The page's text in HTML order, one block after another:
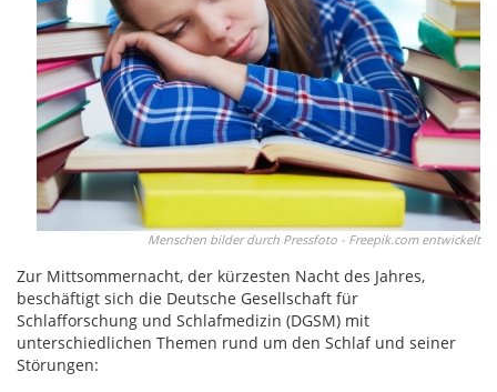
Menschen bilder durch Pressfoto - Freepik.com entwickelt
Zur Mittsommernacht, der kürzesten Nacht des Jahres,
beschäftigt sich die Deutsche Gesellschaft für
Schlafforschung und Schlafmedizin (DGSM) mit
unterschiedlichen Themen rund um den Schlaf und seiner
Störungen: